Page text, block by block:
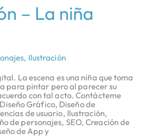
– La niña
, Ilustración
La escena es una niña que toma
para pintar pero al parecer su
con tal acto. Contácteme
Gráfico, Diseño de
de usuario, Ilustración,
de personajes, SEO, Creación de
de App y